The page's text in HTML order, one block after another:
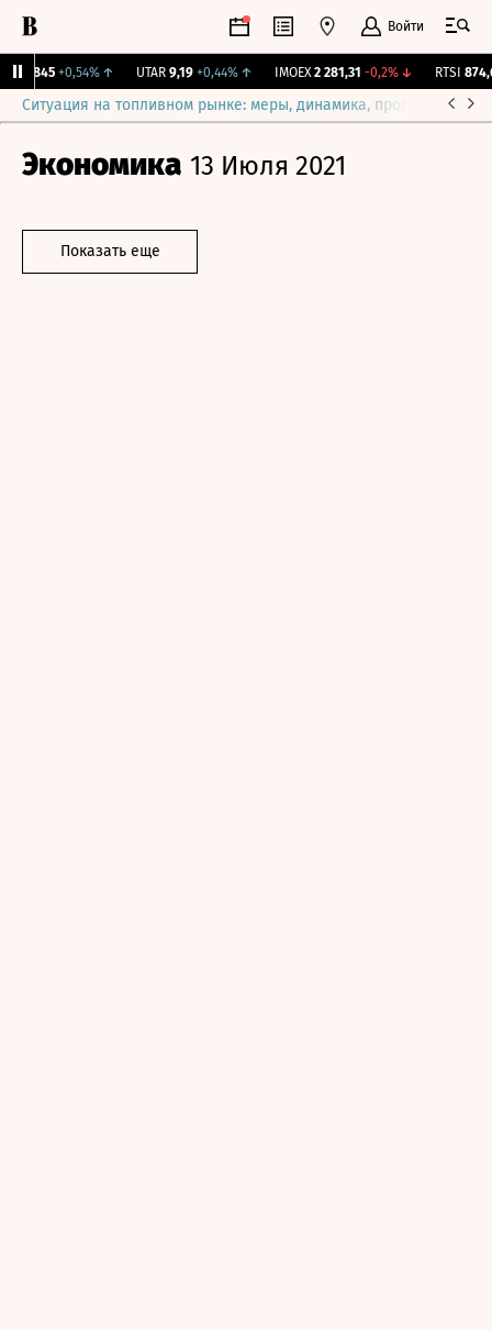
Войти
1,845 +0,54%↑ UTAR 9,19 +0,44%↑ IMOEX 2 281,31 -0,2%↓ RTSI
Ситуация на топливном рынке: меры, динамика, прогнозы
Экономика 13 Июля 2021
Показать еще